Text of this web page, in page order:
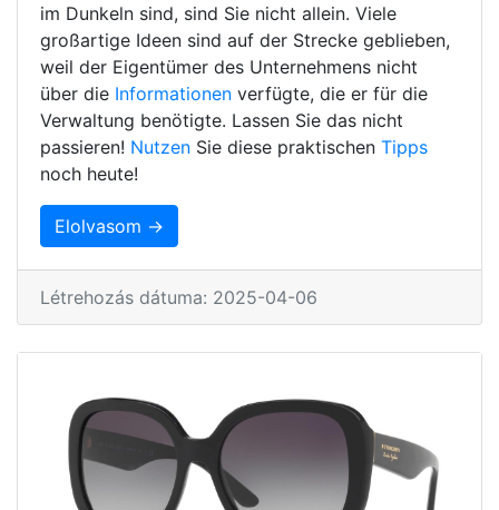
im Dunkeln sind, sind Sie nicht allein. Viele
großartige Ideen sind auf der Strecke geblieben,
weil der Eigentümer des Unternehmens nicht
über die Informationen verfügte, die er für die
Verwaltung benötigte. Lassen Sie das nicht
passieren! Nutzen Sie diese praktischen Tipps
noch heute!
Elolvasom →
Létrehozás dátuma: 2025-04-06